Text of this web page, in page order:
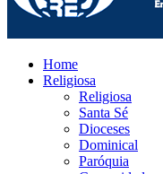
Home
Religiosa
Religiosa
Santa Sé
Dioceses
Dominical
Paróquia